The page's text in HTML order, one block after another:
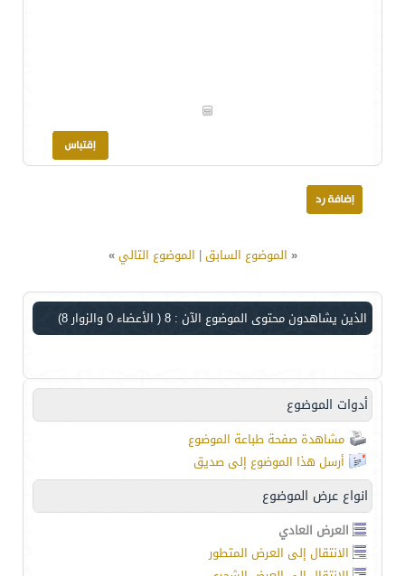
« الموضوع السابق| الموضوع التالي»
الذين يشاهدون محتوى الموضوع الآن : 8 ( الأعضاء 0 والزوار 8)
أدوات الموضوع
مشاهدة صفحة طباعة الموضوع
أرسل هذا الموضوع إلى صديق
انواع عرض الموضوع
العرض العادي
الانتقال إلى العرض المتطور